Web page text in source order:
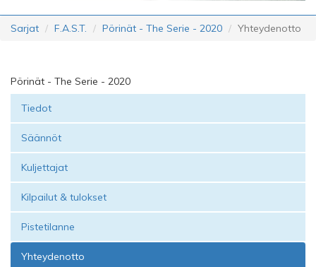
Sarjat F.A.S.T. Pörinät - The Serie - 2020 Yhteydenotto
Pörinät - The Serie - 2020
Tiedot
Säännöt
Kuljettajat
Kilpailut & tulokset
Pistetilanne
Yhteydenotto